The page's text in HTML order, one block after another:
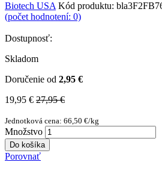
Biotech USA Kód produktu:
(počet hodnotení: 0)
Dostupnosť:
Skladom
Doručenie od 2,95 €
19,95 € 27,95 €
Jednotková cena: 66,50 €/kg
Množstvo
Do košíka
Porovnať